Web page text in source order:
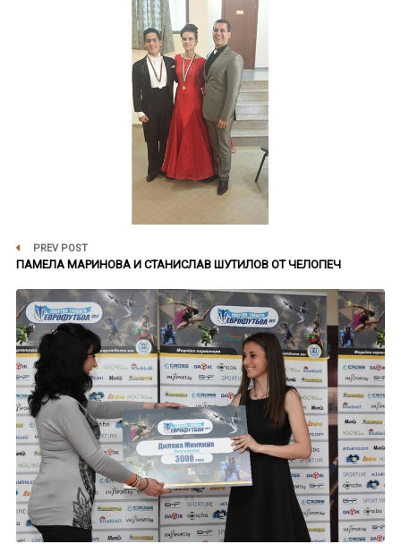
PREV POST
ПАМЕЛА МАРИНОВА И СТАНИСЛАВ ШУТИЛОВ ОТ ЧЕЛОПЕЧ